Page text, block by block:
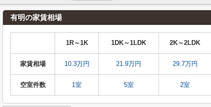
有明の家賃相場
1R～1K 1DK～1LDK 2K～2LDK
家賃相場 10.3万円 21.9万円 29.7万円
空室件数 1室 5室 2室